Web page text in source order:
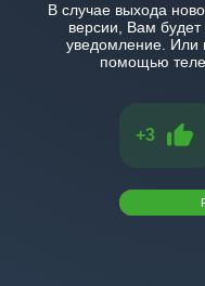
В случае выхода
версии, Вам
уведомление. Или
помощью
+3